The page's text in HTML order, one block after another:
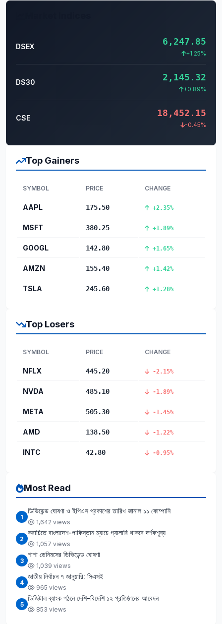
DSEX 6,247.85
+1.25%
DS30 2,145.32
+0.89%
CSE 18,452.15
-0.45%
Top Gainers
SYMBOL PRICE CHANGE
AAPL 175.50 +2.35%
MSFT 380.25 +1.89%
GOOGL 142.80 +1.65%
AMZN 155.40 +1.42%
TSLA 245.60 +1.28%
Top Losers
SYMBOL PRICE CHANGE
NFLX 445.20 -2.15%
NVDA 485.10 -1.89%
META 505.30 -1.45%
AMD 138.50 -1.22%
INTC 42.80 -0.95%
Most Read
1
ডিভিডেন্ড ঘোষণা ও ইপিএস প্রকাশের তারিখ জানাল ১১ কোম্পানি
1,642 views
2
করাচিতে বাংলাদেশ-পাকিস্তান ম্যাচে গ্যালারি থাকবে দর্শকশূন্য
1,057 views
3
শাশা ডেনিমসের ডিভিডেন্ড ঘোষণা
1,039 views
4
জাতীয় নির্বাচন ৭ জানুয়ারি: সিএসই
965 views
5
ডিজিটাল ব্যাংক গঠনে দেশি-বিদেশি ১২ প্রতিষ্ঠানের আবেদন
853 views